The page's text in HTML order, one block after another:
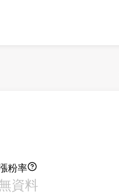
粉率
資料